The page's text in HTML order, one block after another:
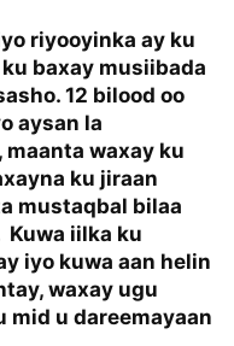
riyooyinka ay ku
baxay musiibada
12 bilood oo
aysan la
waxay ku
ku jiraan
mustaqbal bilaa
Kuwa iilka ku
iyo kuwa aan helin
waxay ugu
mid u dareemayaan